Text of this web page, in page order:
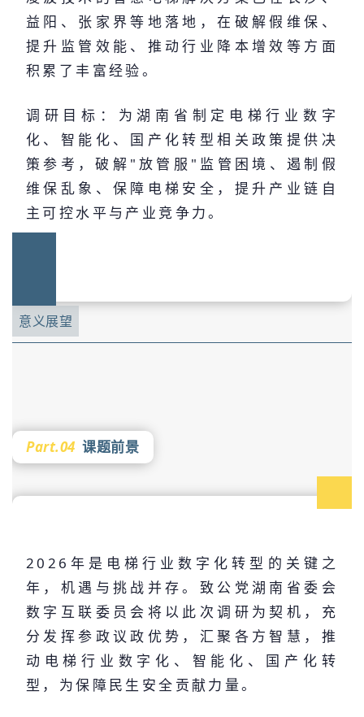
益阳、张家界等地落地，在破解假维保、
提升监管效能、推动行业降本增效等方面
积累了丰富经验。
调研目标：为湖南省制定电梯行业数字
化、智能化、国产化转型相关政策提供决
策参考，破解"放管服"监管困境、遏制假
维保乱象、保障电梯安全，提升产业链自
主可控水平与产业竞争力。
意义展望
Part.04 课题前景
2026年是电梯行业数字化转型的关键之
年，机遇与挑战并存。致公党湖南省委会
数字互联委员会将以此次调研为契机，充
分发挥参政议政优势，汇聚各方智慧，推
动电梯行业数字化、智能化、国产化转
型，为保障民生安全贡献力量。